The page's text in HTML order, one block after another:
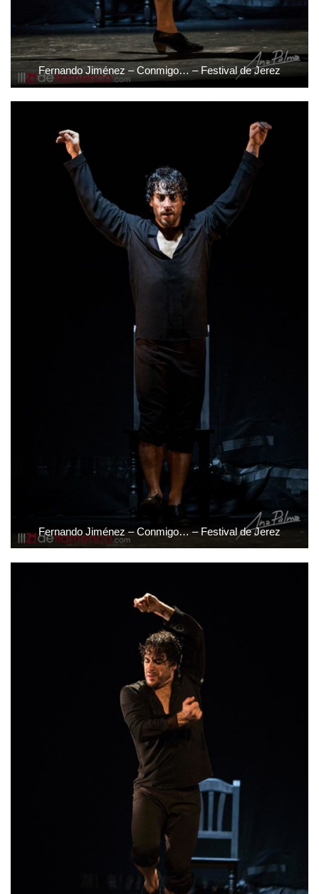
Fernando Jiménez – Conmigo… – Festival de Jerez
Fernando Jiménez – Conmigo… – Festival de Jerez